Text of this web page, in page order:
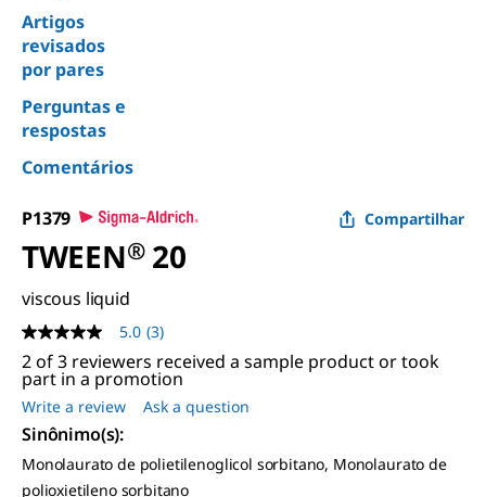
Artigos
revisados
por pares
Perguntas e
respostas
Comentários
P1379 Compartilhar
TWEEN®20
viscous liquid
5.0
out
of
5
stars,
average
rating
value.
Read
5.0 (3)
2 of 3 reviewers received a sample product or took
part in a promotion
Write a review Ask a question
Sinônimo(s):
Monolaurato de polietilenoglicol sorbitano, Monolaurato de
polioxietileno sorbitano